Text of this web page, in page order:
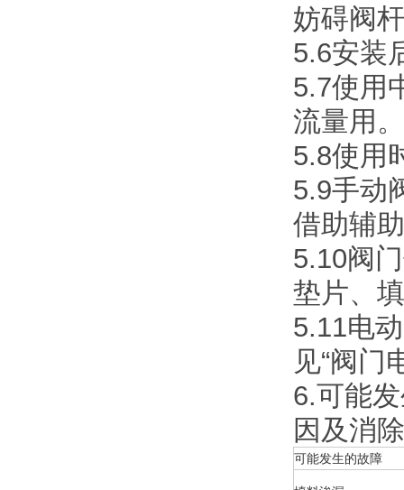
妨碍阀
5.6安装
5.7使用
流量用。
5.8使用
5.9手动
借助辅
5.10阀
垫片、
5.11电
见“阀门
6.可能
因及消
可能发生的故障